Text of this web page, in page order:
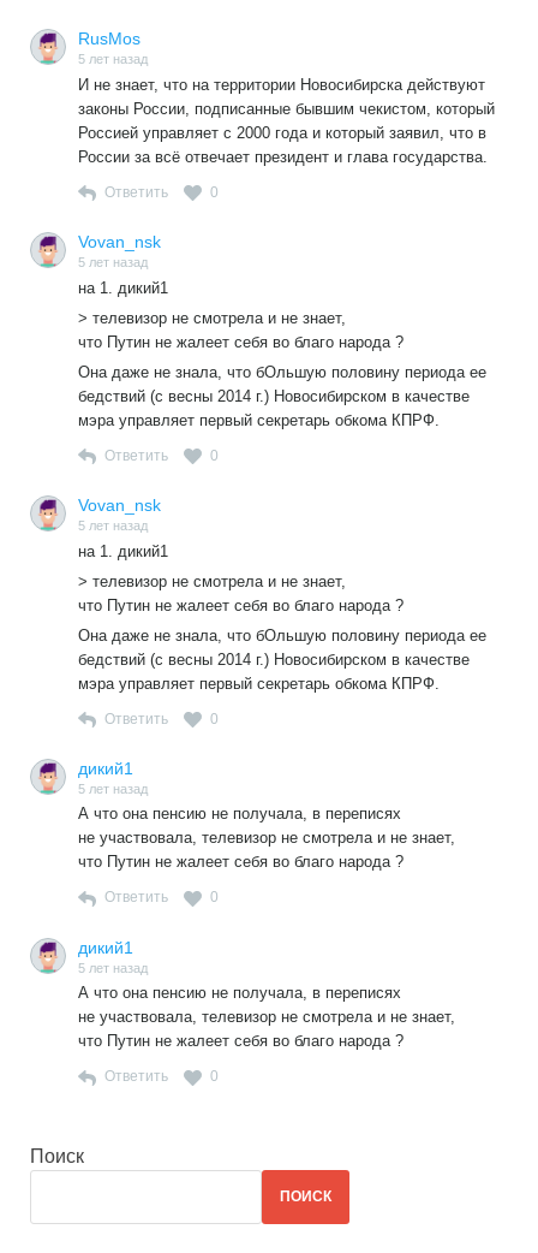
RusMos
5 лет назад
И не знает, что на территории Новосибирска действуют
законы России, подписанные бывшим чекистом, который
Россией управляет с 2000 года и который заявил, что в
России за всё отвечает президент и глава государства.
Ответить 0
Vovan_nsk
5 лет назад
на 1. дикий1
> телевизор не смотрела и не знает,
что Путин не жалеет себя во благо народа ?
Она даже не знала, что бОльшую половину периода ее
бедствий (с весны 2014 г.) Новосибирском в качестве
мэра управляет первый секретарь обкома КПРФ.
Ответить 0
Vovan_nsk
5 лет назад
на 1. дикий1
> телевизор не смотрела и не знает,
что Путин не жалеет себя во благо народа ?
Она даже не знала, что бОльшую половину периода ее
бедствий (с весны 2014 г.) Новосибирском в качестве
мэра управляет первый секретарь обкома КПРФ.
Ответить 0
дикий1
5 лет назад
А что она пенсию не получала, в переписях
не участвовала, телевизор не смотрела и не знает,
что Путин не жалеет себя во благо народа ?
Ответить 0
дикий1
5 лет назад
А что она пенсию не получала, в переписях
не участвовала, телевизор не смотрела и не знает,
что Путин не жалеет себя во благо народа ?
Ответить 0
Поиск
ПОИСК